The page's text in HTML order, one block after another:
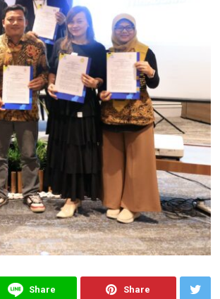
Share Share